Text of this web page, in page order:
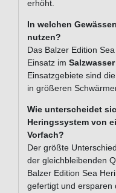
erhöht.
In welchen
nutzen?
Das Balzer Edition
Einsatz im Salzwasser
Einsatzgebiete sind
in größeren
Wie unterscheidet
Heringssystem von
Vorfach?
Der größte
der gleichbleibenden
Balzer Edition Sea
gefertigt und ersparen